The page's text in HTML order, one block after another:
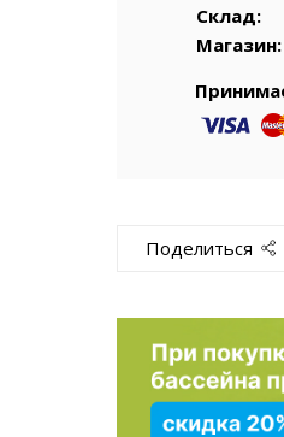
Склад:
Магазин:
Поделиться